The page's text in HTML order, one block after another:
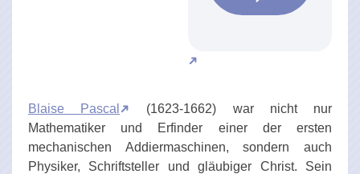
Blaise Pascal
(1623-1662) war nicht nur
Mathematiker und Erfinder einer der ersten
mechanischen Addiermaschinen, sondern auch
Physiker, Schriftsteller und gläubiger Christ. Sein